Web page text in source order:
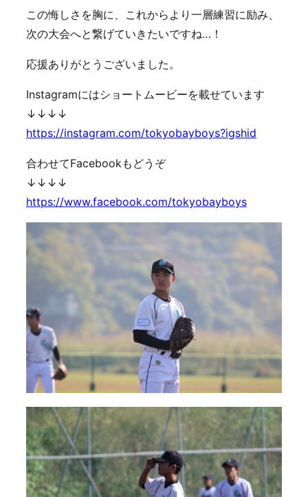
この悔しさを胸に、これからより一層練習に励み、
次の大会へと繋げていきたいですね…！
応援ありがとうございました。
Instagramにはショートムービーを載せています
↓↓↓↓
https://instagram.com/tokyobayboys?igshid
合わせてFacebookもどうぞ
↓↓↓↓
https://www.facebook.com/tokyobayboys